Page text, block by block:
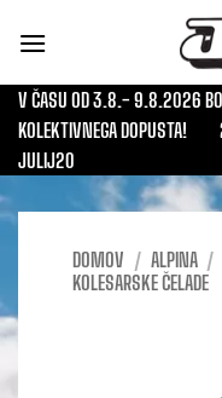
V ČASU OD 3.8.- 9.8.2026 BO
KOLEKTIVNEGA DOPUSTA!
JULIJ20
DOMOV / ALPINA /
KOLESARSKE ČELADE